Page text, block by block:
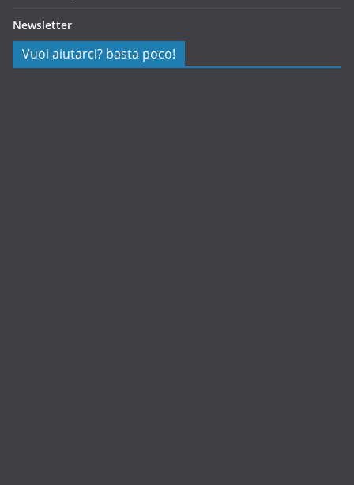
Newsletter
Vuoi aiutarci? basta poco!